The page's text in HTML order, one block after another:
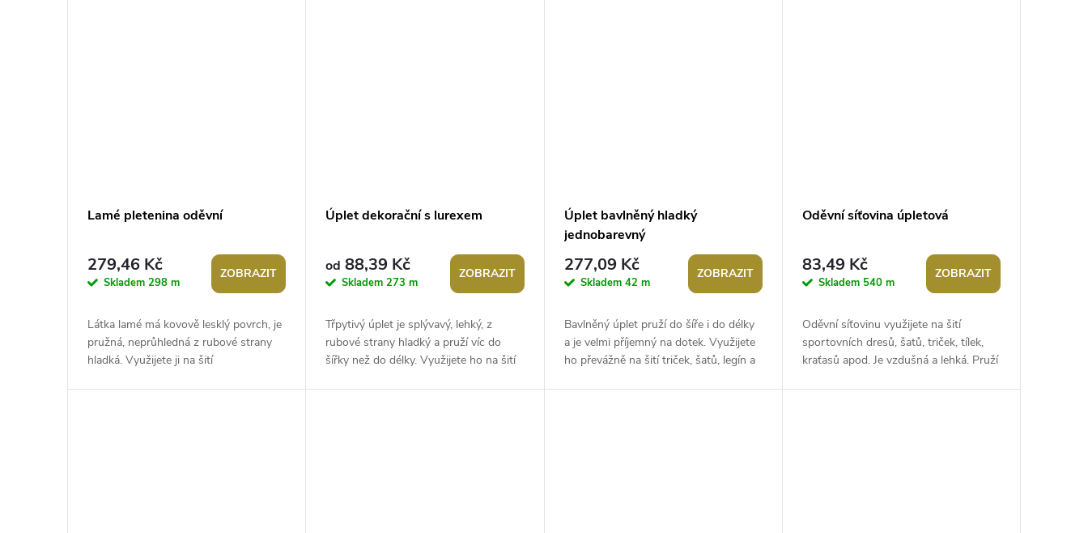
Lamé pletenina oděvní
279,46 Kč
Skladem 298 m
ZOBRAZIT
Látka lamé má kovově lesklý povrch, je
pružná, neprůhledná z rubové strany
hladká. Využijete ji na šití
Úplet dekorační s lurexem
od 88,39 Kč
Skladem273 m
ZOBRAZIT
Třpytivý úplet je splývavý, lehký, z
rubové strany hladký a pruží víc do
šířky než do délky. Využijete ho na šití
Úplet bavlněný hladký
jednobarevný
277,09 Kč
Skladem 42 m
ZOBRAZIT
Bavlněný úplet pruží do šíře i do délky
a je velmi příjemný na dotek. Využijete
ho převážně na šití triček, šatů, legín a
Oděvní síťovina úpletová
83,49 Kč
Skladem 540 m
ZOBRAZIT
Oděvní síťovinu využijete na šití
sportovních dresů, šatů, triček, tílek,
kraťasů apod. Je vzdušná a lehká. Pruží